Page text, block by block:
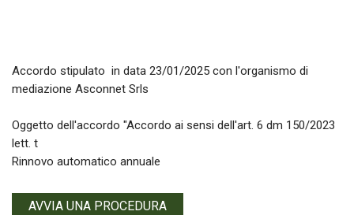
Accordo stipulato in data 23/01/2025 con l'organismo di
mediazione Asconnet Srls
Oggetto dell'accordo "Accordo ai sensi dell'art. 6 dm 150/2023
lett. t
Rinnovo automatico annuale
AVVIA UNA PROCEDURA